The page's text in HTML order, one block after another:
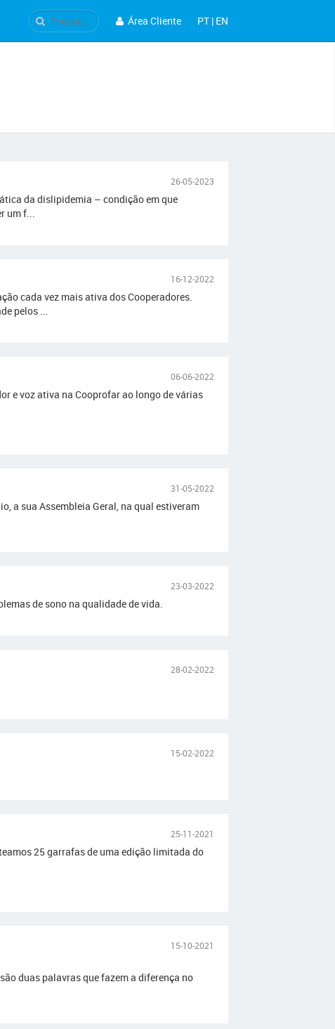
Área Cliente PT | EN
26-05-2023
da dislipidemia – condição em que
um f...
16-12-2022
cada vez mais ativa dos Cooperadores.
pelos ...
06-06-2022
e voz ativa na Cooprofar ao longo de várias
31-05-2022
a sua Assembleia Geral, na qual estiveram
23-03-2022
de sono na qualidade de vida.
28-02-2022
15-02-2022
25-11-2021
25 garrafas de uma edição limitada do
15-10-2021
duas palavras que fazem a diferença no